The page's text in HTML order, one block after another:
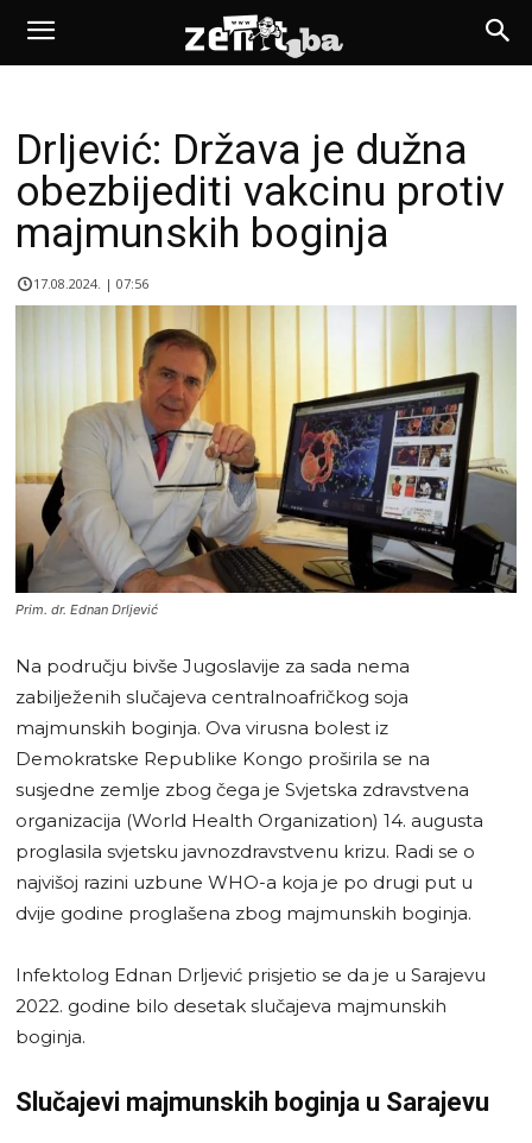
Drljević: Država je dužna
obezbijediti vakcinu protiv
majmunskih boginja
17.08.2024. | 07:56
Prim. dr. Ednan Drljević
Na području bivše Jugoslavije za sada nema
zabilježenih slučajeva centralnoafričkog soja
majmunskih boginja. Ova virusna bolest iz
Demokratske Republike Kongo proširila se na
susjedne zemlje zbog čega je Svjetska zdravstvena
organizacija (World Health Organization) 14. augusta
proglasila svjetsku javnozdravstvenu krizu. Radi se o
najvišoj razini uzbune WHO-a koja je po drugi put u
dvije godine proglašena zbog majmunskih boginja.
Infektolog Ednan Drljević prisjetio se da je u Sarajevu
2022. godine bilo desetak slučajeva majmunskih
boginja.
Slučajevi majmunskih boginja u Sarajevu